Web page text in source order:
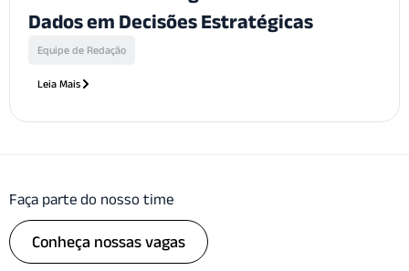
Dados em Decisões Estratégicas
Equipe de Redação
Leia Mais
Faça parte do nosso time
Conheça nossas vagas